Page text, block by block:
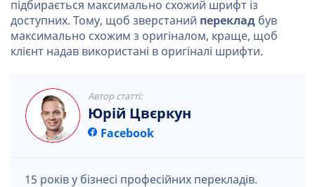
підбирається максимально схожий шрифт із
доступних. Тому, щоб зверстаний переклад був
максимально схожим з оригіналом, краще, щоб
клієнт надав використані в оригіналі шрифти.
Автор статті:
Юрій Цвєркун
Facebook
15 років у бізнесі професійних перекладів.